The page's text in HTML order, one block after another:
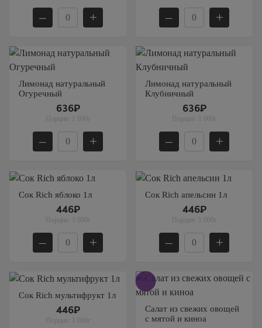
– + – +
Лимонад натуральный
Огуречный
636₽
Порция: 1 000г
– +
Лимонад натуральный
Клубничный
636₽
Порция: 1 000г
– +
Сок Rich яблоко 1л
446₽
Порция: 1 000г
– +
Сок Rich апельсин 1л
446₽
Порция: 1 000г
– +
Сок Rich мультифрукт 1л
446₽
Порция: 1 000г
Салат из свежих овощей
с мятой и киноа